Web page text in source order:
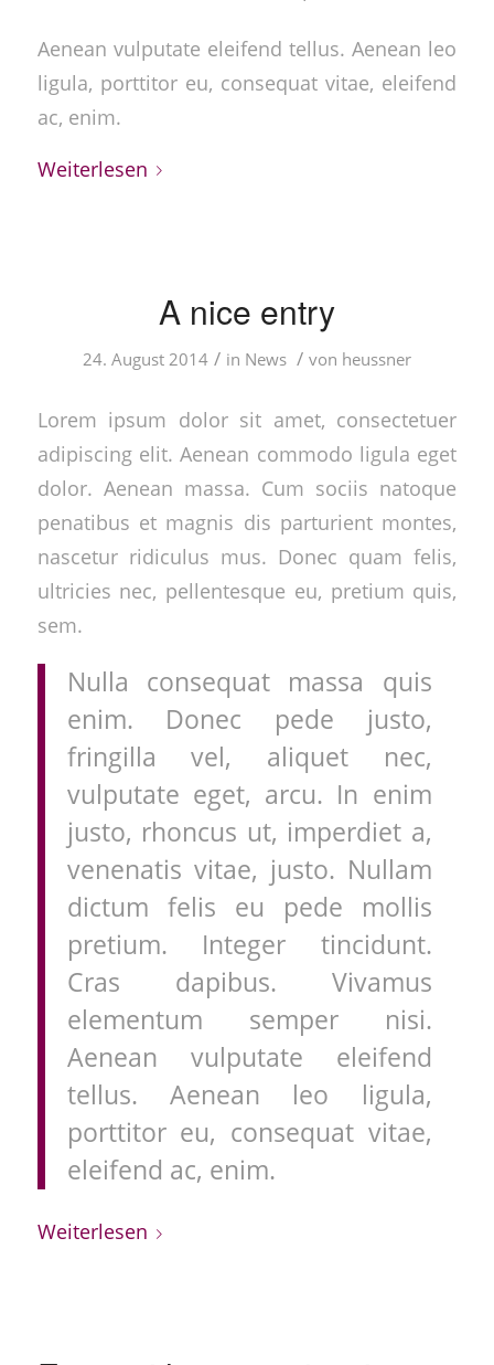
Aenean vulputate eleifend tellus. Aenean leo
ligula, porttitor eu, consequat vitae, eleifend
ac, enim.
Weiterlesen
A nice entry
24. August 2014 / in News / von heussner
Lorem ipsum dolor sit amet, consectetuer
adipiscing elit. Aenean commodo ligula eget
dolor. Aenean massa. Cum sociis natoque
penatibus et magnis dis parturient montes,
nascetur ridiculus mus. Donec quam felis,
ultricies nec, pellentesque eu, pretium quis,
sem.
Nulla consequat massa quis
enim. Donec pede justo,
fringilla vel, aliquet nec,
vulputate eget, arcu. In enim
justo, rhoncus ut, imperdiet a,
venenatis vitae, justo. Nullam
dictum felis eu pede mollis
pretium. Integer tincidunt.
Cras dapibus. Vivamus
elementum semper nisi.
Aenean vulputate eleifend
tellus. Aenean leo ligula,
porttitor eu, consequat vitae,
eleifend ac, enim.
Weiterlesen